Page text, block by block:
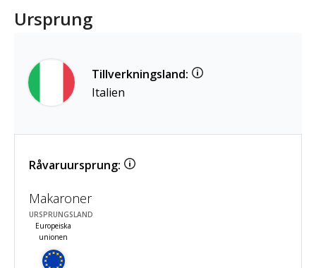
Ursprung
Tillverkningsland:
Italien
Råvaruursprung:
Makaroner
URSPRUNGSLAND
Europeiska
unionen